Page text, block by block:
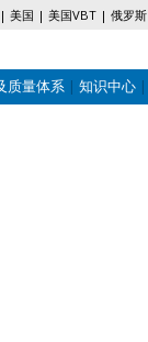
美国 美国VBT 俄罗斯
质量体系 知识中心